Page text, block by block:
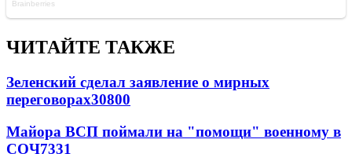
ЧИТАЙТЕ ТАКЖЕ
Зеленский сделал заявление о мирных
переговорах30800
Майора ВСП поймали на "помощи" военному в
СОЧ7331